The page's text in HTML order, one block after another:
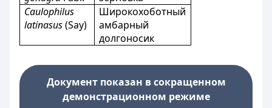
Caulophilus
latinasus(Say)
Широкохоботный
амбарный
долгоносик
Документ показан в сокращенном
демонстрационном режиме